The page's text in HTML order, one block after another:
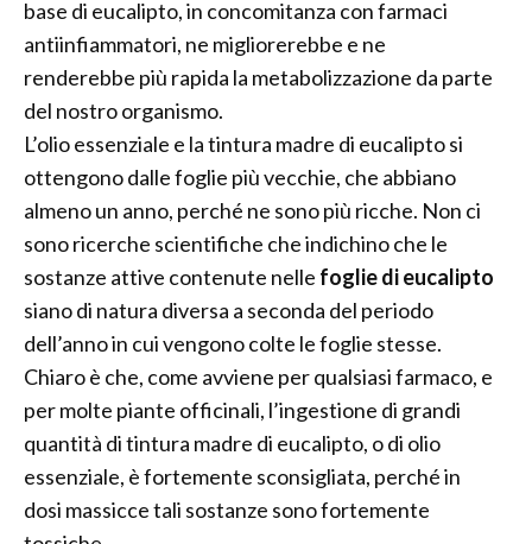
base di eucalipto, in concomitanza con farmaci
antiinfiammatori, ne migliorerebbe e ne
renderebbe più rapida la metabolizzazione da parte
del nostro organismo.
L’olio essenziale e la tintura madre di eucalipto si
ottengono dalle foglie più vecchie, che abbiano
almeno un anno, perché ne sono più ricche. Non ci
sono ricerche scientifiche che indichino che le
sostanze attive contenute nelle foglie di eucalipto
siano di natura diversa a seconda del periodo
dell’anno in cui vengono colte le foglie stesse.
Chiaro è che, come avviene per qualsiasi farmaco, e
per molte piante officinali, l’ingestione di grandi
quantità di tintura madre di eucalipto, o di olio
essenziale, è fortemente sconsigliata, perché in
dosi massicce tali sostanze sono fortemente